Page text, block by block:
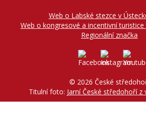
Web o Labské stezce v
Web o kongresové a incentivní
Regionální značka
© 2026 České
Titulní foto: Jarní České středohoří z